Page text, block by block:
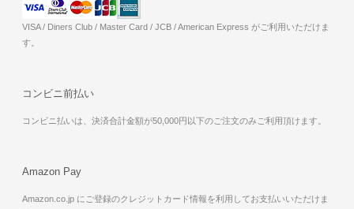
VISA / Diners Club / Master Card / JCB / American Express がご利用いただけま
す。
コンビニ前払い
コンビニ払いは、決済合計金額が50,000円以下のご注文のみご利用頂けます。
Amazon Pay
Amazon.co.jp にご登録のクレジットカード情報を利用してお支払いいただけま